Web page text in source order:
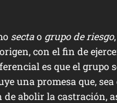
sectao grupo de riesgo
con el fin de
es que el grupo
una promesa que, sea
abolir la castración,